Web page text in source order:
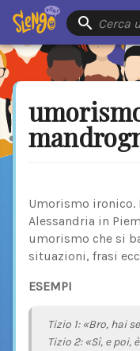
Cerca
Umorismo ironico.
Alessandria in
umorismo che si
situazioni, frasi
ESEMPI
Tizio 1: «Bro, hai
Tizio 2: «Sì, e poi,